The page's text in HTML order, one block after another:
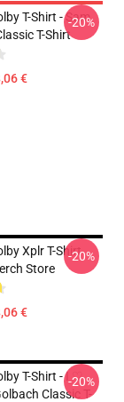
T-Shirt - Sam
T-Shirt
€
-20%
Xplr T-Shirt
Store
€
-20%
T-Shirt - I ♡
Classic T-
-20%